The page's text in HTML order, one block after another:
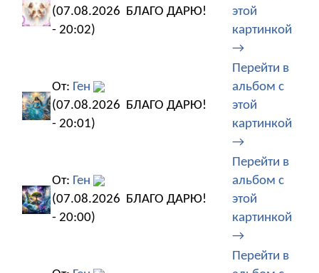
(07.08.2026
- 20:02)
БЛАГО ДАРЮ!
этой
картинкой
→
От: Ген
(07.08.2026
- 20:01)
БЛАГО ДАРЮ!
Перейти в
альбом с
этой
картинкой
→
От: Ген
(07.08.2026
- 20:00)
БЛАГО ДАРЮ!
Перейти в
альбом с
этой
картинкой
→
Перейти в